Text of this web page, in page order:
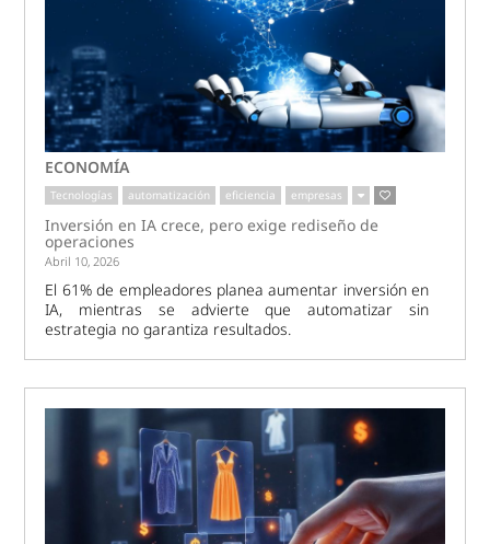
ECONOMÍA
Tecnologías automatización eficiencia empresas
Inversión en IA crece, pero exige rediseño de
operaciones
Abril 10, 2026
El 61% de empleadores planea aumentar inversión en
IA, mientras se advierte que automatizar sin
estrategia no garantiza resultados.